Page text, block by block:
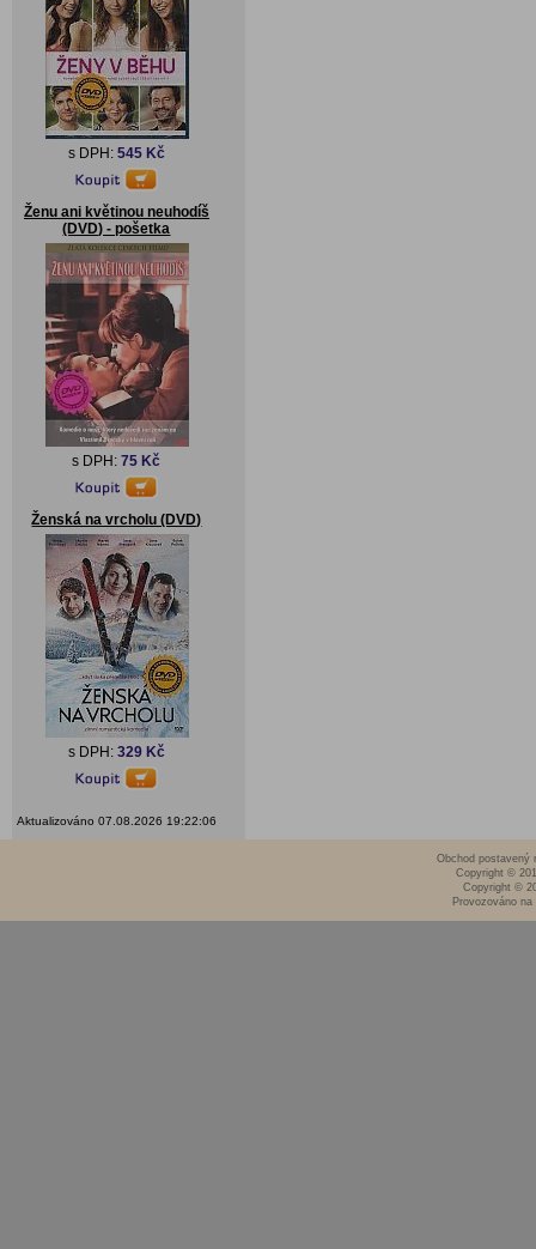
s DPH: 545 Kč
Ženu ani květinou neuhodíš
(DVD) - pošetka
s DPH:75 Kč
Ženská na vrcholu (DVD)
s DPH: 329 Kč
Aktualizováno 07.08.2026 19:22:06
Obchod postavený
Copyright ©
Copyright ©
Provozováno